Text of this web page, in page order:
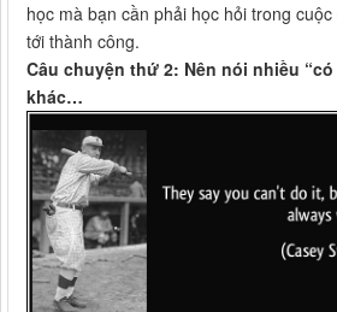
học mà bạn cần phải học hỏi trong
tới thành công.
Câu chuyện thứ 2: Nên nói nhiều
khác…